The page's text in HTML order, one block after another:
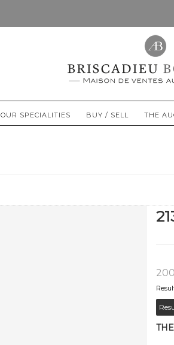
OUR SPECIALITIES BUY / SELL THE